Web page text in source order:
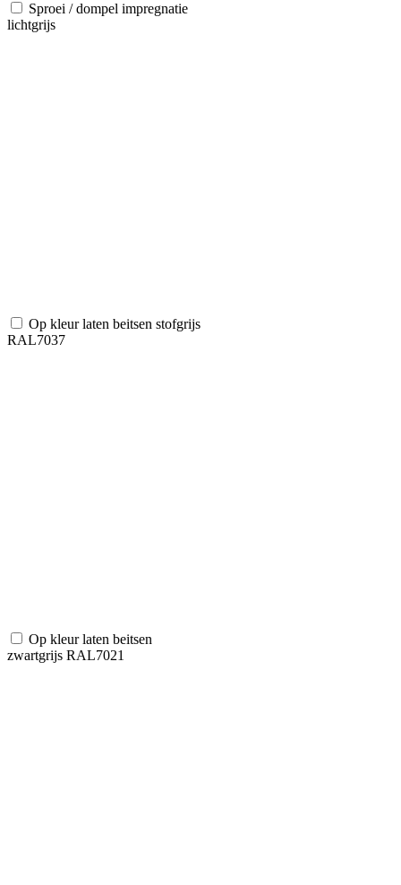
Sproei / dompel impregnatie
lichtgrijs
Op kleur laten beitsen stofgrijs
RAL7037
Op kleur laten beitsen
zwartgrijs RAL7021